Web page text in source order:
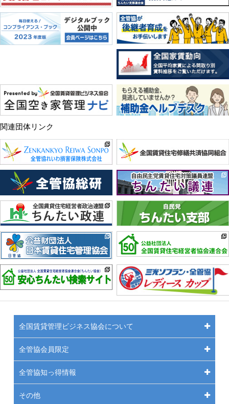
関連団体リンク
全国賃貸管理ビジネス協会について
全管協会員限定
全管協知っ得情報
その他